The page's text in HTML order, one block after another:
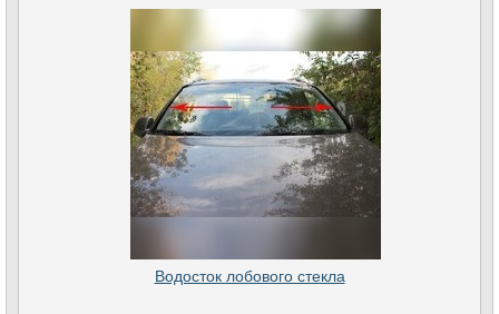
Водосток лобового стекла